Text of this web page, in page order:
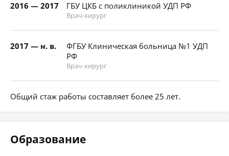
2016 — 2017 ГБУ ЦКБ с поликлиникой УДП РФ
Врач-хирург
2017 — н. в.
ФГБУ Клиническая больница №1 УДП
РФ
Врач-хирург
Общий стаж работы составляет более 25 лет.
Образование